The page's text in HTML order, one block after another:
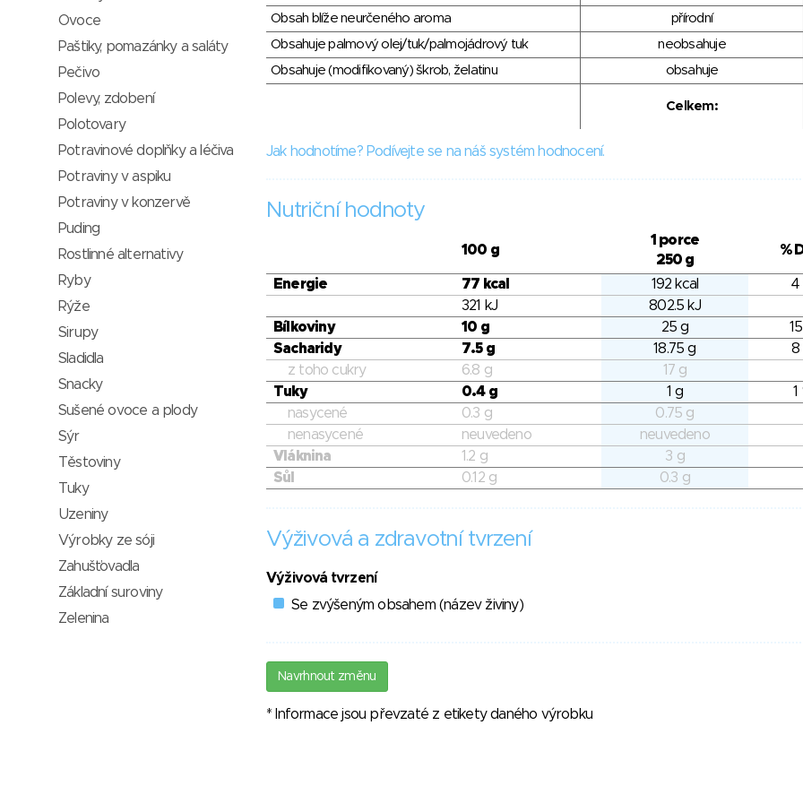
Obsah blíže neurčeného aroma
přírodní
Obsahuje palmový olej/tuk/palmojádrový tuk
neobsahuje
Obsahuje (modifikovaný) škrob, želatinu
obsahuje
Celkem:
Jak hodnotíme? Podívejte se na náš systém hodnocení.
Nutriční hodnoty
100 g
1 porce
250 g
%
Energie 77 kcal 192 kcal
4
321 kJ
802.5 kJ
Bílkoviny
10 g 25 g
Sacharidy
7.5 g 18.75 g
8
z toho cukry
6.8 g
17 g
Tuky
0.4 g 1 g
1
nasycené
0.3 g
0.75 g
nenasycené
neuvedeno
neuvedeno
Vláknina
1.2 g
3 g
Sůl
0.12 g 0.3 g
Výživová a zdravotní tvrzení
Výživová tvrzení
Se zvýšeným obsahem (název živiny)
Navrhnout změnu
* Informace jsou převzaté z etikety daného výrobku
Ovoce
Paštiky, pomazánky a saláty
Pečivo
Polevy, zdobení
Polotovary
Potravinové doplňky a léčiva
Potraviny v aspiku
Potraviny v konzervě
Puding
Rostlinné alternativy
Ryby
Rýže
Sirupy
Sladidla
Snacky
Sušené ovoce a plody
Sýr
Těstoviny
Tuky
Uzeniny
Výrobky ze sóji
Zahušťovadla
Základní suroviny
Zelenina